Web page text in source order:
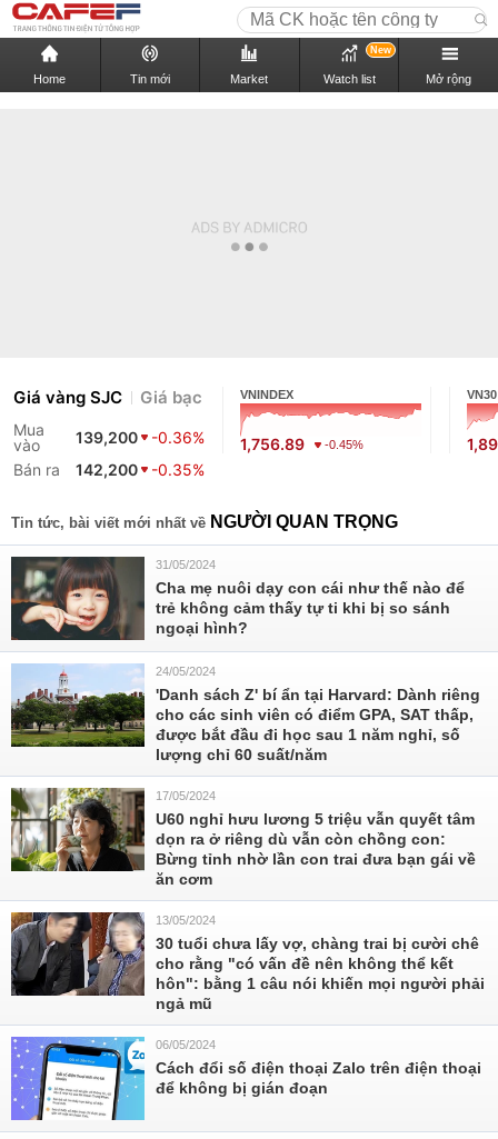
Home Tin mới Market Watch list
New
Mở rộng
Giá vàng SJC Giá bạc
Mua
vào
139,200
-0.36%
Bán ra
142,200 -0.35%
VNINDEX
1,756.89 -0.45%
VN30
Tin tức, bài viết mới nhất về NGƯỜI QUAN TRỌNG
31/05/2024
Cha mẹ nuôi dạy con cái như thế nào để
trẻ không cảm thấy tự ti khi bị so sánh
ngoại hình?
24/05/2024
'Danh sách Z' bí ẩn tại Harvard: Dành riêng
cho các sinh viên có điểm GPA, SAT thấp,
được bắt đầu đi học sau 1 năm nghỉ, số
lượng chỉ 60 suất/năm
17/05/2024
U60 nghỉ hưu lương 5 triệu vẫn quyết tâm
dọn ra ở riêng dù vẫn còn chồng con:
Bừng tỉnh nhờ lần con trai đưa bạn gái về
ăn cơm
13/05/2024
30 tuổi chưa lấy vợ, chàng trai bị cười chê
cho rằng "có vấn đề nên không thể kết
hôn": bằng 1 câu nói khiến mọi người phải
ngả mũ
06/05/2024
Cách đổi số điện thoại Zalo trên điện thoại
để không bị gián đoạn